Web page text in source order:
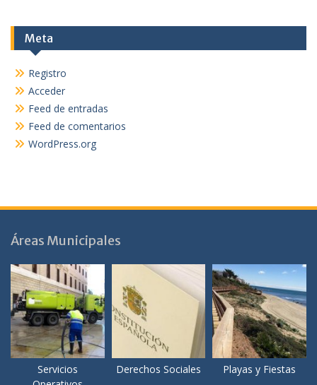
Meta
Registro
Acceder
Feed de entradas
Feed de comentarios
WordPress.org
Áreas Municipales
Servicios
Derechos Sociales Playas y Fiestas